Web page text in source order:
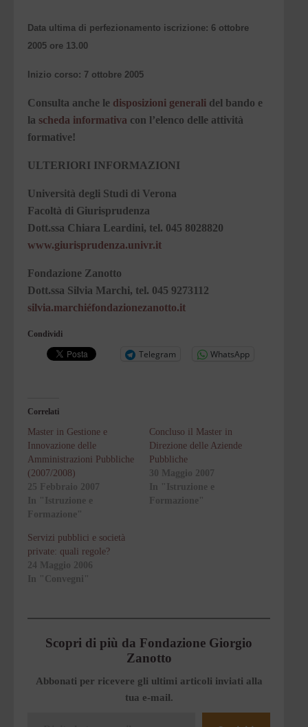
Data ultima di perfezionamento iscrizione: 6 ottobre
2005 ore 13.00
Inizio corso: 7 ottobre 2005
Consulta anche le disposizioni generali del bando e
la scheda informativa con l’elenco delle attività
formative!
ULTERIORI INFORMAZIONI
Università degli Studi di Verona
Facoltà di Giurisprudenza
Dott.ssa Chiara Leardini, tel. 045 8028820
www.giurisprudenza.univr.it
Fondazione Zanotto
Dott.ssa Silvia Marchi, tel. 045 9273112
silvia.marchiéfondazionezanotto.it
Condividi
Telegram WhatsApp
Correlati
Master in Gestione e
Innovazione delle
Amministrazioni Pubbliche
(2007/2008)
25 Febbraio 2007
In "Istruzione e
Formazione"
Concluso il Master in
Direzione delle Aziende
Pubbliche
30 Maggio 2007
In "Istruzione e
Formazione"
Servizi pubblici e società
private: quali regole?
24 Maggio 2006
In "Convegni"
Scopri di più da Fondazione Giorgio
Zanotto
Abbonati per ricevere gli ultimi articoli inviati alla
tua e-mail.